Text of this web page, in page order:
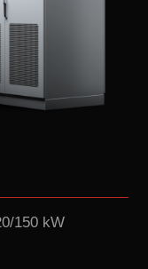
150 kW